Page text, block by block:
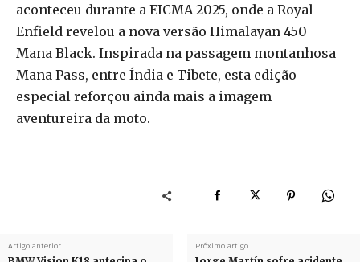
aconteceu durante a EICMA 2025, onde a Royal
Enfield revelou a nova versão Himalayan 450
Mana Black. Inspirada na passagem montanhosa
Mana Pass, entre Índia e Tibete, esta edição
especial reforçou ainda mais a imagem
aventureira da moto.
Artigo anterior Próximo artigo